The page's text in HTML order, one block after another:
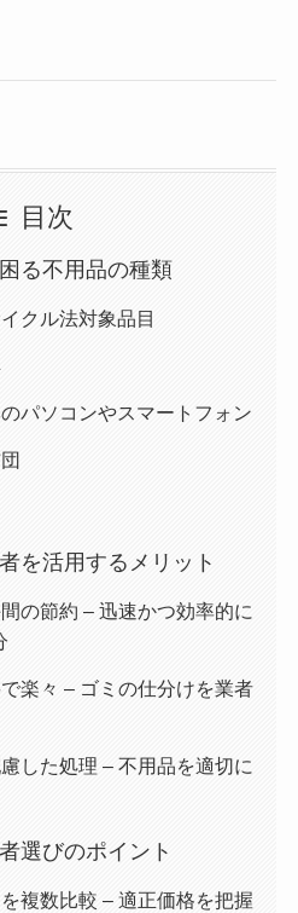
目次
る不用品の種類
クル法対象品目
パソコンやスマートフォン
を活用するメリット
の節約 – 迅速かつ効率的に
楽々 – ゴミの仕分けを業者
した処理 – 不用品を適切に
選びのポイント
複数比較 – 適正価格を把握